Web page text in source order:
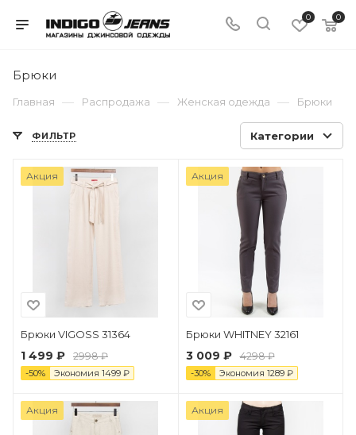
0 0
Брюки
Главная — Распродажа — Женская одежда — Брюки
ФИЛЬТР Категории
Акция
Брюки VIGOSS 31364
1 499 ₽ 2998 ₽
-50% Экономия 1499 ₽
Акция
Брюки WHITNEY 32161
3 009 ₽ 4298 ₽
-30% Экономия 1289₽
Акция Акция